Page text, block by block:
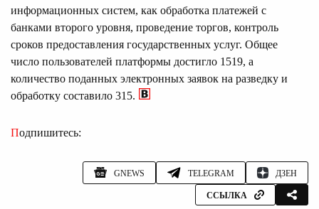
информационных систем, как обработка платежей с
банками второго уровня, проведение торгов, контроль
сроков предоставления государственных услуг. Общее
число пользователей платформы достигло 1519, а
количество поданных электронных заявок на разведку и
обработку составило 315.
Подпишитесь:
GNEWS TELEGRAM ДЗЕН
ССЫЛКА